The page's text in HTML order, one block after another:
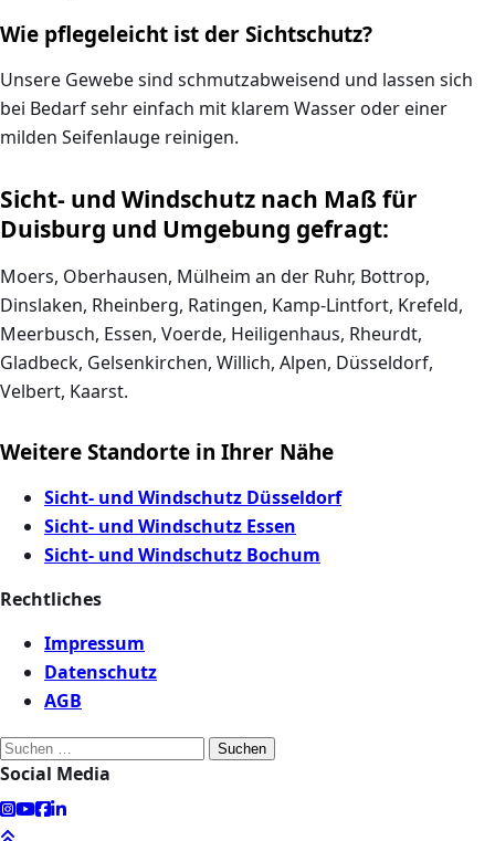
Wie pflegeleicht ist der Sichtschutz?
Unsere Gewebe sind schmutzabweisend und lassen sich
bei Bedarf sehr einfach mit klarem Wasser oder einer
milden Seifenlauge reinigen.
Sicht- und Windschutz nach Maß für
Duisburg und Umgebung gefragt:
Moers, Oberhausen, Mülheim an der Ruhr, Bottrop,
Dinslaken, Rheinberg, Ratingen, Kamp-Lintfort, Krefeld,
Meerbusch, Essen, Voerde, Heiligenhaus, Rheurdt,
Gladbeck, Gelsenkirchen, Willich, Alpen, Düsseldorf,
Velbert, Kaarst.
Weitere Standorte in Ihrer Nähe
Sicht- und Windschutz Düsseldorf
Sicht- und Windschutz Essen
Sicht- und Windschutz Bochum
Rechtliches
Impressum
Datenschutz
AGB
Suchen
nach:
Social Media